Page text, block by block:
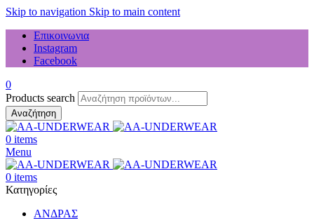
Skip to navigation Skip to main content
Επικοινωνια
Instagram
Facebook
0
Products search
Αναζήτηση
0 items
Menu
0 items
Κατηγορίες
ΑΝΔΡΑΣ